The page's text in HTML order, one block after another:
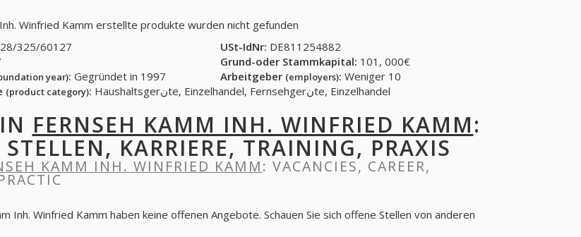
Winfried Kamm erstellte produkte wurden nicht gefunden
325/60127 USt-IdNr: DE811254882
Grund-oder Stammkapital: 101, 000€
year): Gegründet in 1997 Arbeitgeber (employers): Weniger 10
(product category): Haushaltsgerنte, Einzelhandel, Fernsehgerنte, Einzelhandel
FERNSEH KAMM INH. WINFRIED KAMM:
STELLEN, KARRIERE, TRAINING, PRAXIS
KAMM INH. WINFRIED KAMM: VACANCIES, CAREER,
Inh. Winfried Kamm haben keine offenen Angebote. Schauen Sie sich offene Stellen von anderen